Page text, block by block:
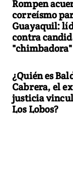
Rompen
correísmo
Guayaquil:
contra
"chimbadora"
¿Quién es
Cabrera, el
justicia
Los Lobos?